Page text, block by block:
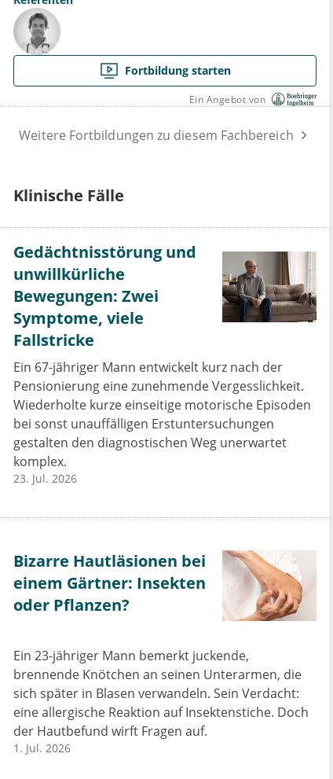
Fortbildung starten
Ein Angebot von
Weitere Fortbildungen zu diesem Fachbereich
Klinische Fälle
Gedächtnisstörung und
unwillkürliche
Bewegungen: Zwei
Symptome, viele
Fallstricke
Ein 67-jähriger Mann entwickelt kurz nach der
Pensionierung eine zunehmende Vergesslichkeit.
Wiederholte kurze einseitige motorische Episoden
bei sonst unauffälligen Erstuntersuchungen
gestalten den diagnostischen Weg unerwartet
komplex.
23. Jul. 2026
Bizarre Hautläsionen bei
einem Gärtner: Insekten
oder Pflanzen?
Ein 23-jähriger Mann bemerkt juckende,
brennende Knötchen an seinen Unterarmen, die
sich später in Blasen verwandeln. Sein Verdacht:
eine allergische Reaktion auf Insektenstiche. Doch
der Hautbefund wirft Fragen auf.
1. Jul. 2026